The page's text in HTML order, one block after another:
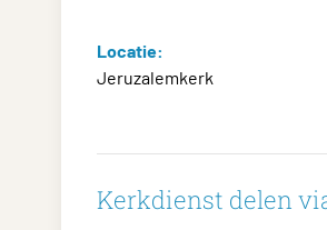
Locatie:
Jeruzalemkerk
Kerkdienst delen